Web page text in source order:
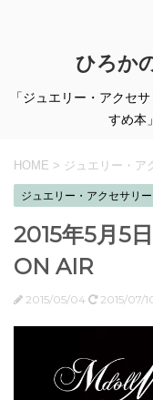
ひろか
「ジュエリー・アクセ
すめ本
HOME > ジュエリー・ア
ジュエリー・アクセサリー
2015年5月5
ON AIR
2015/05/04 2015/07/